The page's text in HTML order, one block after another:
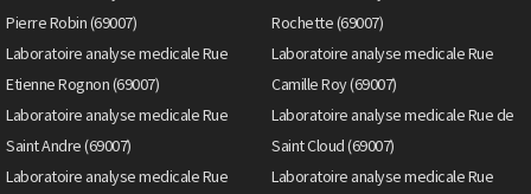
Pierre Robin (69007)
Rochette (69007)
Laboratoire analyse medicale Rue
Etienne Rognon (69007)
Laboratoire analyse medicale Rue
Camille Roy (69007)
Laboratoire analyse medicale Rue
Saint Andre (69007)
Laboratoire analyse medicale Rue de
Saint Cloud (69007)
Laboratoire analyse medicale Rue
Laboratoire analyse medicale Rue